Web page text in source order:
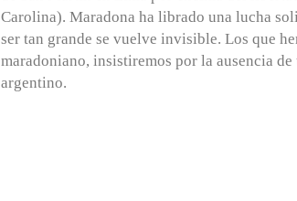
Carolina). Maradona ha librado una lucha
ser tan grande se vuelve invisible. Los que
maradoniano, insistiremos por la ausencia
argentino.